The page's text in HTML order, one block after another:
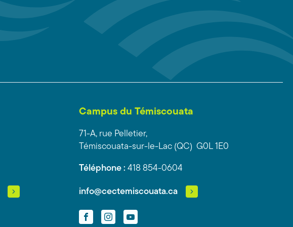
Campus du Témiscouata
71-A, rue Pelletier,
Témiscouata-sur-le-Lac (QC) G0L 1E0
Téléphone : 418 854-0604
info@cectemiscouata.ca
FacebookInstagramYouTube